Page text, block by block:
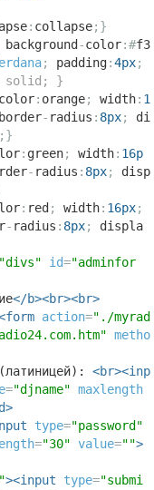
: collapse;}
background -color:#f3
; padding:4px;
solid; }
color: orange; width: 1
- radius : 8px;
di
;}
: green; width: 16p
- radius : 8px;
disp
: red ; width: 16px;
- radius : 8px;
displa
"divs" id="adminfor
</b><br><br>
action="./myrad
metho
<br><inp
="djname" maxlength
type="password"
="30" value="">
><input type="submi